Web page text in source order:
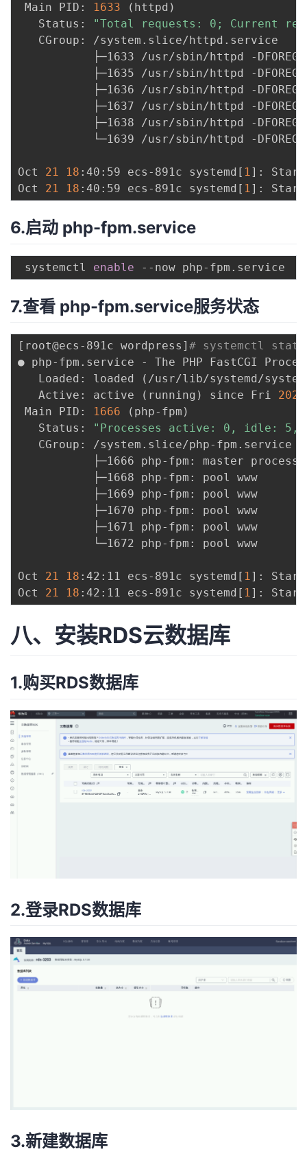
Main PID:
1633 ( httpd )
   Status:
"Total requests: 0; Current
   CGroup: /system.slice/httpd.service
├─1633 /usr/sbin/httpd -
├─1635 /usr/sbin/httpd -
├─1636 /usr/sbin/httpd -
├─1637 /usr/sbin/httpd -
├─1638 /usr/sbin/httpd -
└─1639 /usr/sbin/httpd -
Oct 21 18 :40:59 ecs-891c systemd [ 1] :
Oct 21 18 :40:59 ecs-891c systemd [ 1]
6.启动 php-fpm.service
systemctl enable
7.查看 php-fpm.service服务状态
[ root@ecs-891c wordpress ] # systemctl
● php-fpm.service - The PHP FastCGI
   Loaded: loaded
( /usr/lib/systemd/
   Active: active
( running ) since Fri 2022
Main PID:
1666 ( php-fpm )
   Status:
"Processes active: 0, idle: 5,
   CGroup: /system.slice/php-fpm.service
           ├─1666 php-fpm: master process
           ├─1668 php-fpm: pool www
           ├─1669 php-fpm: pool www
           ├─1670 php-fpm: pool www
           ├─1671 php-fpm: pool www
           └─1672 php-fpm: pool www
Oct 21 18 :42:11 ecs-891c systemd [ 1 ] :
Oct 21 18 :42:11 ecs-891c systemd [ 1 ]
八、安装RDS云数据库
1.购买RDS数据库
2.登录RDS数据库
3.新建数据库